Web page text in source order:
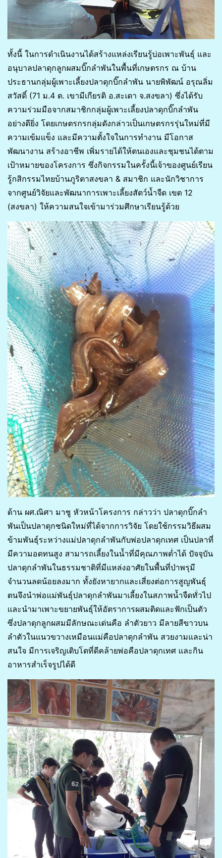
ทั้งนี้ ในการดำเนินงานได้สร้างแหล่งเรียนรู้บ่อเพาะพันธุ์ และ
อนุบาลปลาดุกลูกผสมบิ๊กลำพันในพื้นที่เกษตรกร ณ บ้าน
ประธานกลุ่มผู้เพาะเลี้ยงปลาดุกบิ๊กลำพัน นายพิพัฒน์ อรุณลิ่ม
สวัสดิ์ (71 ม.4 ต. เขามีเกียรติ อ.สะเดา จ.สงขลา) ซึ่งได้รับ
ความร่วมมือจากสมาชิกกลุ่มผู้เพาะเลี้ยงปลาดุกบิ๊กลำพัน
อย่างดียิ่ง โดยเกษตรกรกลุ่มดังกล่าวเป็นเกษตรกรรุ่นใหม่ที่มี
ความเข้มแข็ง และมีความตั้งใจในการทำงาน มีโอกาส
พัฒนางาน สร้างอาชีพ เพิ่มรายได้ให้ตนเองและชุมชนได้ตาม
เป้าหมายของโครงการ ซึ่งกิจกรรมในครั้งนี้เจ้าของศูนย์เรียน
รู้กสิกรรมไทยบ้านภูริตาสงขลา & สมาชิก และนักวิชาการ
จากศูนย์วิจัยและพัฒนาการเพาะเลี้ยงสัตว์น้ำจืด เขต 12
(สงขลา) ให้ความสนใจเข้ามาร่วมศึกษาเรียนรู้ด้วย
ด้าน ผศ.ณิศา มาชู หัวหน้าโครงการ กล่าวว่า ปลาดุกบิ๊กลำ
พันเป็นปลาดุกชนิดใหม่ที่ได้จากการวิจัย โดยใช้กรรมวิธีผสม
ข้ามพันธุ์ระหว่างแม่ปลาดุกลำพันกับพ่อปลาดุกเทศ เป็นปลาที่
มีความอดทนสูง สามารถเลี้ยงในน้ำที่มีคุณภาพต่ำได้ ปัจจุบัน
ปลาดุกลำพันในธรรมชาติที่มีแหล่งอาศัยในพื้นที่ป่าพรุมี
จำนวนลดน้อยลงมาก ทั้งยังหายากและเสี่ยงต่อการสูญพันธุ์
ตนจึงนำพ่อแม่พันธุ์ปลาดุกลำพันมาเลี้ยงในสภาพน้ำจืดทั่วไป
และนำมาเพาะขยายพันธุ์ให้อัตราการผสมติดและฟักเป็นตัว
ซึ่งปลาดุกลูกผสมมีลักษณะเด่นคือ ลำตัวยาว มีลายสีขาวบน
ลำตัวในแนวขวางเหมือนแม่คือปลาดุกลำพัน สวยงามและน่า
สนใจ มีการเจริญเติบโตที่ดีคล้ายพ่อคือปลาดุกเทศ และกิน
อาหารสำเร็จรูปได้ดี